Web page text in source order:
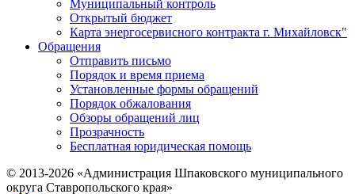
Муниципальный контроль
Открытый бюджет
Карта энергосервисного контракта г. Михайловск"
Обращения
Отправить письмо
Порядок и время приема
Установленные формы обращений
Порядок обжалования
Обзоры обращений лиц
Прозрачность
Бесплатная юридическая помощь
© 2013-2026 «Администрация Шпаковского муниципального
округа Ставропольского края»